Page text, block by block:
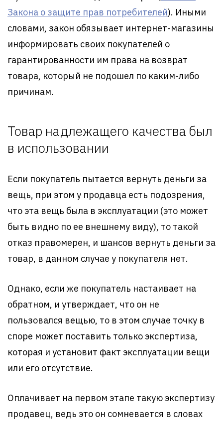
Закона о защите прав потребителей). Иными
словами, закон обязывает интернет-магазины
информировать своих покупателей о
гарантированности им права на возврат
товара, который не подошел по каким-либо
причинам.
Товар надлежащего качества был
в использовании
Если покупатель пытается вернуть деньги за
вещь, при этом у продавца есть подозрения,
что эта вещь была в эксплуатации (это может
быть видно по ее внешнему виду), то такой
отказ правомерен, и шансов вернуть деньги за
товар, в данном случае у покупателя нет.
Однако, если же покупатель настаивает на
обратном, и утверждает, что он не
пользовался вещью, то в этом случае точку в
споре может поставить только экспертиза,
которая и установит факт эксплуатации вещи
или его отсутствие.
Оплачивает на первом этапе такую экспертизу
продавец, ведь это он сомневается в словах